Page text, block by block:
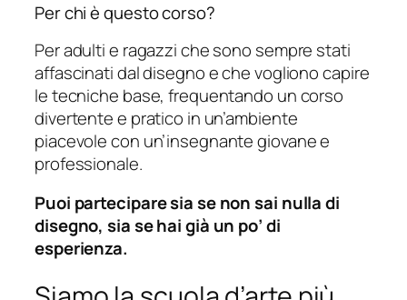
Per chi è questo corso?
Per adulti e ragazzi che sono sempre stati
affascinati dal disegno e che vogliono capire
le tecniche base, frequentando un corso
divertente e pratico in un’ambiente
piacevole con un’insegnante giovane e
professionale.
Puoi partecipare sia se non sai nulla di
disegno, sia se hai già un po’ di
esperienza.